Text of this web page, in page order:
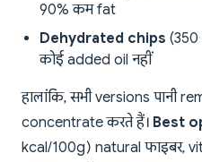
90% कम fat
Dehydrated chips (350
कोई added oil नहीं
हालांकि, सभी versions पानी
concentrate करते हैं। Best
kcal/100g) natural फाइबर,